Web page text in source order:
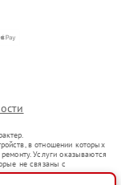
в отношении которых
Услуги оказываются
не связаны с
оборот в соответствии